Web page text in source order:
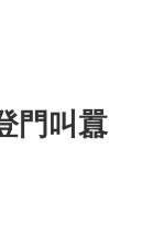
門叫囂